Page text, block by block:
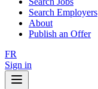
Search Employers
About
Publish an Offer
FR
Sign in